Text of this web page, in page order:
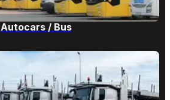
Autocars / Bus